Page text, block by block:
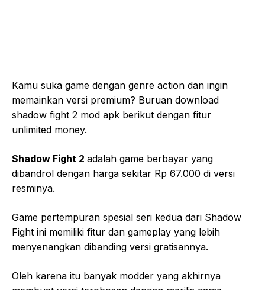
Kamu suka game dengan genre action dan ingin
memainkan versi premium? Buruan download
shadow fight 2 mod apk berikut dengan fitur
unlimited money.
Shadow Fight 2 adalah game berbayar yang
dibandrol dengan harga sekitar Rp 67.000 di versi
resminya.
Game pertempuran spesial seri kedua dari Shadow
Fight ini memiliki fitur dan gameplay yang lebih
menyenangkan dibanding versi gratisannya.
Oleh karena itu banyak modder yang akhirnya